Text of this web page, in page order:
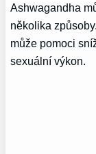
Ashwagandha
několika
může pomoci
sexuální výkon.